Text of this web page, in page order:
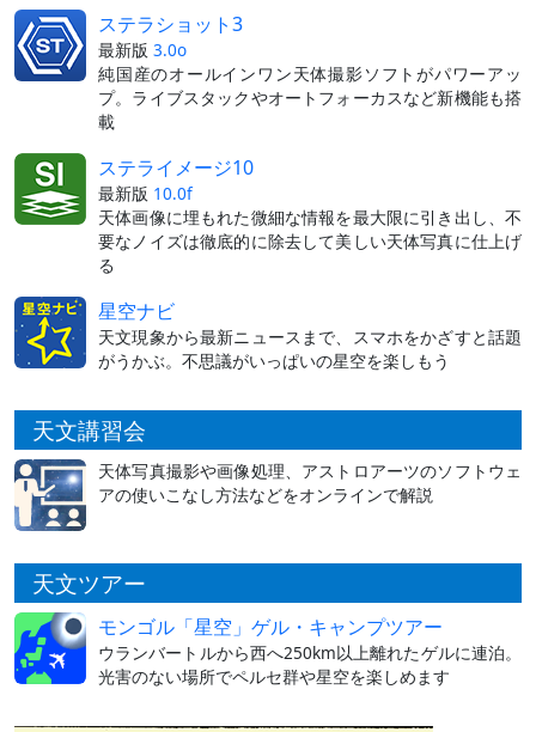
ステラショット3
最新版 3.0o
純国産のオールインワン天体撮影ソフトがパワーアッ
プ。ライブスタックやオートフォーカスなど新機能も搭
載
ステライメージ10
最新版 10.0f
天体画像に埋もれた微細な情報を最大限に引き出し、不
要なノイズは徹底的に除去して美しい天体写真に仕上げ
る
星空ナビ
天文現象から最新ニュースまで、スマホをかざすと話題
がうかぶ。不思議がいっぱいの星空を楽しもう
天文講習会
天体写真撮影や画像処理、アストロアーツのソフトウェ
アの使いこなし方法などをオンラインで解説
天文ツアー
モンゴル「星空」ゲル・キャンプツアー
ウランバートルから西へ250km以上離れたゲルに連泊。
光害のない場所でペルセ群や星空を楽しめます